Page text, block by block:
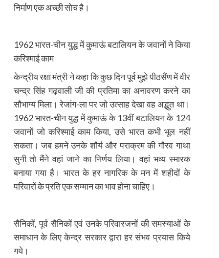
निर्माण एक अच्छी सोच है।
1962 भारत-चीन युद्ध में कुमाऊं बटालियन के जवानों ने किया
करिश्माई काम
केन्द्रीय रक्षा मंत्री ने कहा कि कुछ दिन पूर्व मुझे पीठसैंण में वीर
चन्द्र सिंह गढ़वाली जी की प्रतिमा का अनावरण करने का
सौभाग्य मिला। रेजांग-ला पर जो उत्साह देखा वह अद्भुत था।
1962 भारत-चीन युद्ध में कुमाऊं के 13वीं बटालियन के 124
जवानों जो करिश्माई काम किया, उसे भारत कभी भूल नहीं
सकता। जब हमने उनके शौर्य और पराक्रम की गौरव गाथा
सुनी तो मैंने वहां जाने का निर्णय लिया। वहां भव्य स्मारक
बनाया गया है। भारत के हर नागरिक के मन में शहीदों के
परिवारों के प्रति एक सम्मान का भाव होना चाहिए।
सैनिकों, पूर्व सैनिकों एवं उनके परिवारजनों की समस्याओं के
समाधान के लिए केन्द्र सरकार द्वारा हर संभव प्रयास किये
गये।